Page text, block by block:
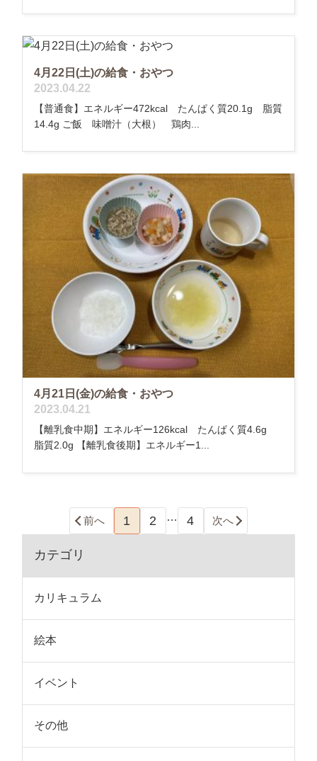
4月22日(土)の給食・おやつ
2023.04.22
【普通食】エネルギー472kcal たんぱく質20.1g 脂質
14.4g ご飯 味噌汁（大根） 鶏肉...
4月21日(金)の給食・おやつ
2023.04.21
【離乳食中期】エネルギー126kcal たんぱく質4.6g
脂質2.0g 【離乳食後期】エネルギー1...
前へ 1 2 … 4 次へ
カテゴリ
カリキュラム
絵本
イベント
その他